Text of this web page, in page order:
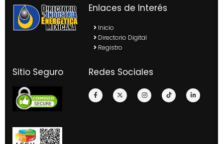
Enlaces de Interés
Inicio
Directorio Digital
Registro
Sitio Seguro Redes Sociales